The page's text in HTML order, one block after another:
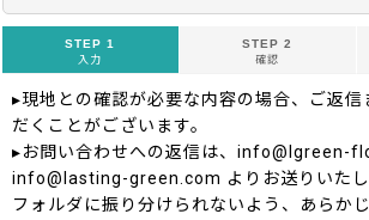
STEP 1
入力
STEP 2
確認
▸現地との確認が必要な内容の場合、ご返信
だくことがございます。
▸お問い合わせへの返信は、info@lgreen-
info@lasting-green.com よりお送りいた
フォルダに振り分けられないよう、あらか